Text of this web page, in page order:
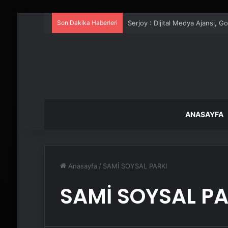
Son Dakika Haberleri Serjoy : Dijital Medya Ajansı,
ANASAYFA
Anasayfa / SAMİ SOYSAL PARKI
SAMİ SOYSAL